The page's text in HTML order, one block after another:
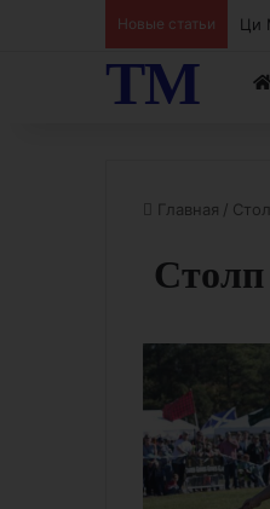
Новые статьи
ТМ
Главная /